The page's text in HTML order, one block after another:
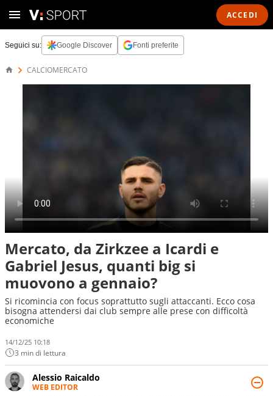
ACCEDI
Seguici su: Google Discover Fonti preferite
CALCIOMERCATO
Mercato, da Zirkzee a Icardi e
Gabriel Jesus, quanti big si
muovono a gennaio?
Si ricomincia con focus soprattutto sugli attaccanti. Ecco cosa
bisogna attendersi dai club sempre alle prese con difficoltà
economiche
14/12/25 10:18
3 min di lettura
Alessio Raicaldo
WEB EDITOR